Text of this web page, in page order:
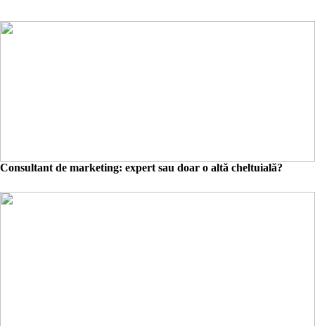
Consultant de marketing: expert sau doar o altă cheltuială?